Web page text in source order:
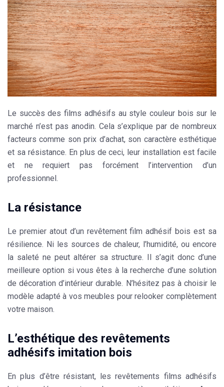
Le succès des films adhésifs au style couleur bois sur le
marché n’est pas anodin. Cela s’explique par de nombreux
facteurs comme son prix d’achat, son caractère esthétique
et sa résistance. En plus de ceci, leur installation est facile
et ne requiert pas forcément l’intervention d’un
professionnel.
La résistance
Le premier atout d’un revêtement film adhésif bois est sa
résilience. Ni les sources de chaleur, l’humidité, ou encore
la saleté ne peut altérer sa structure. Il s’agit donc d’une
meilleure option si vous êtes à la recherche d’une solution
de décoration d’intérieur durable. N’hésitez pas à choisir le
modèle adapté à vos meubles pour relooker complètement
votre maison.
L’esthétique des revêtements
adhésifs imitation bois
En plus d’être résistant, les revêtements films adhésifs